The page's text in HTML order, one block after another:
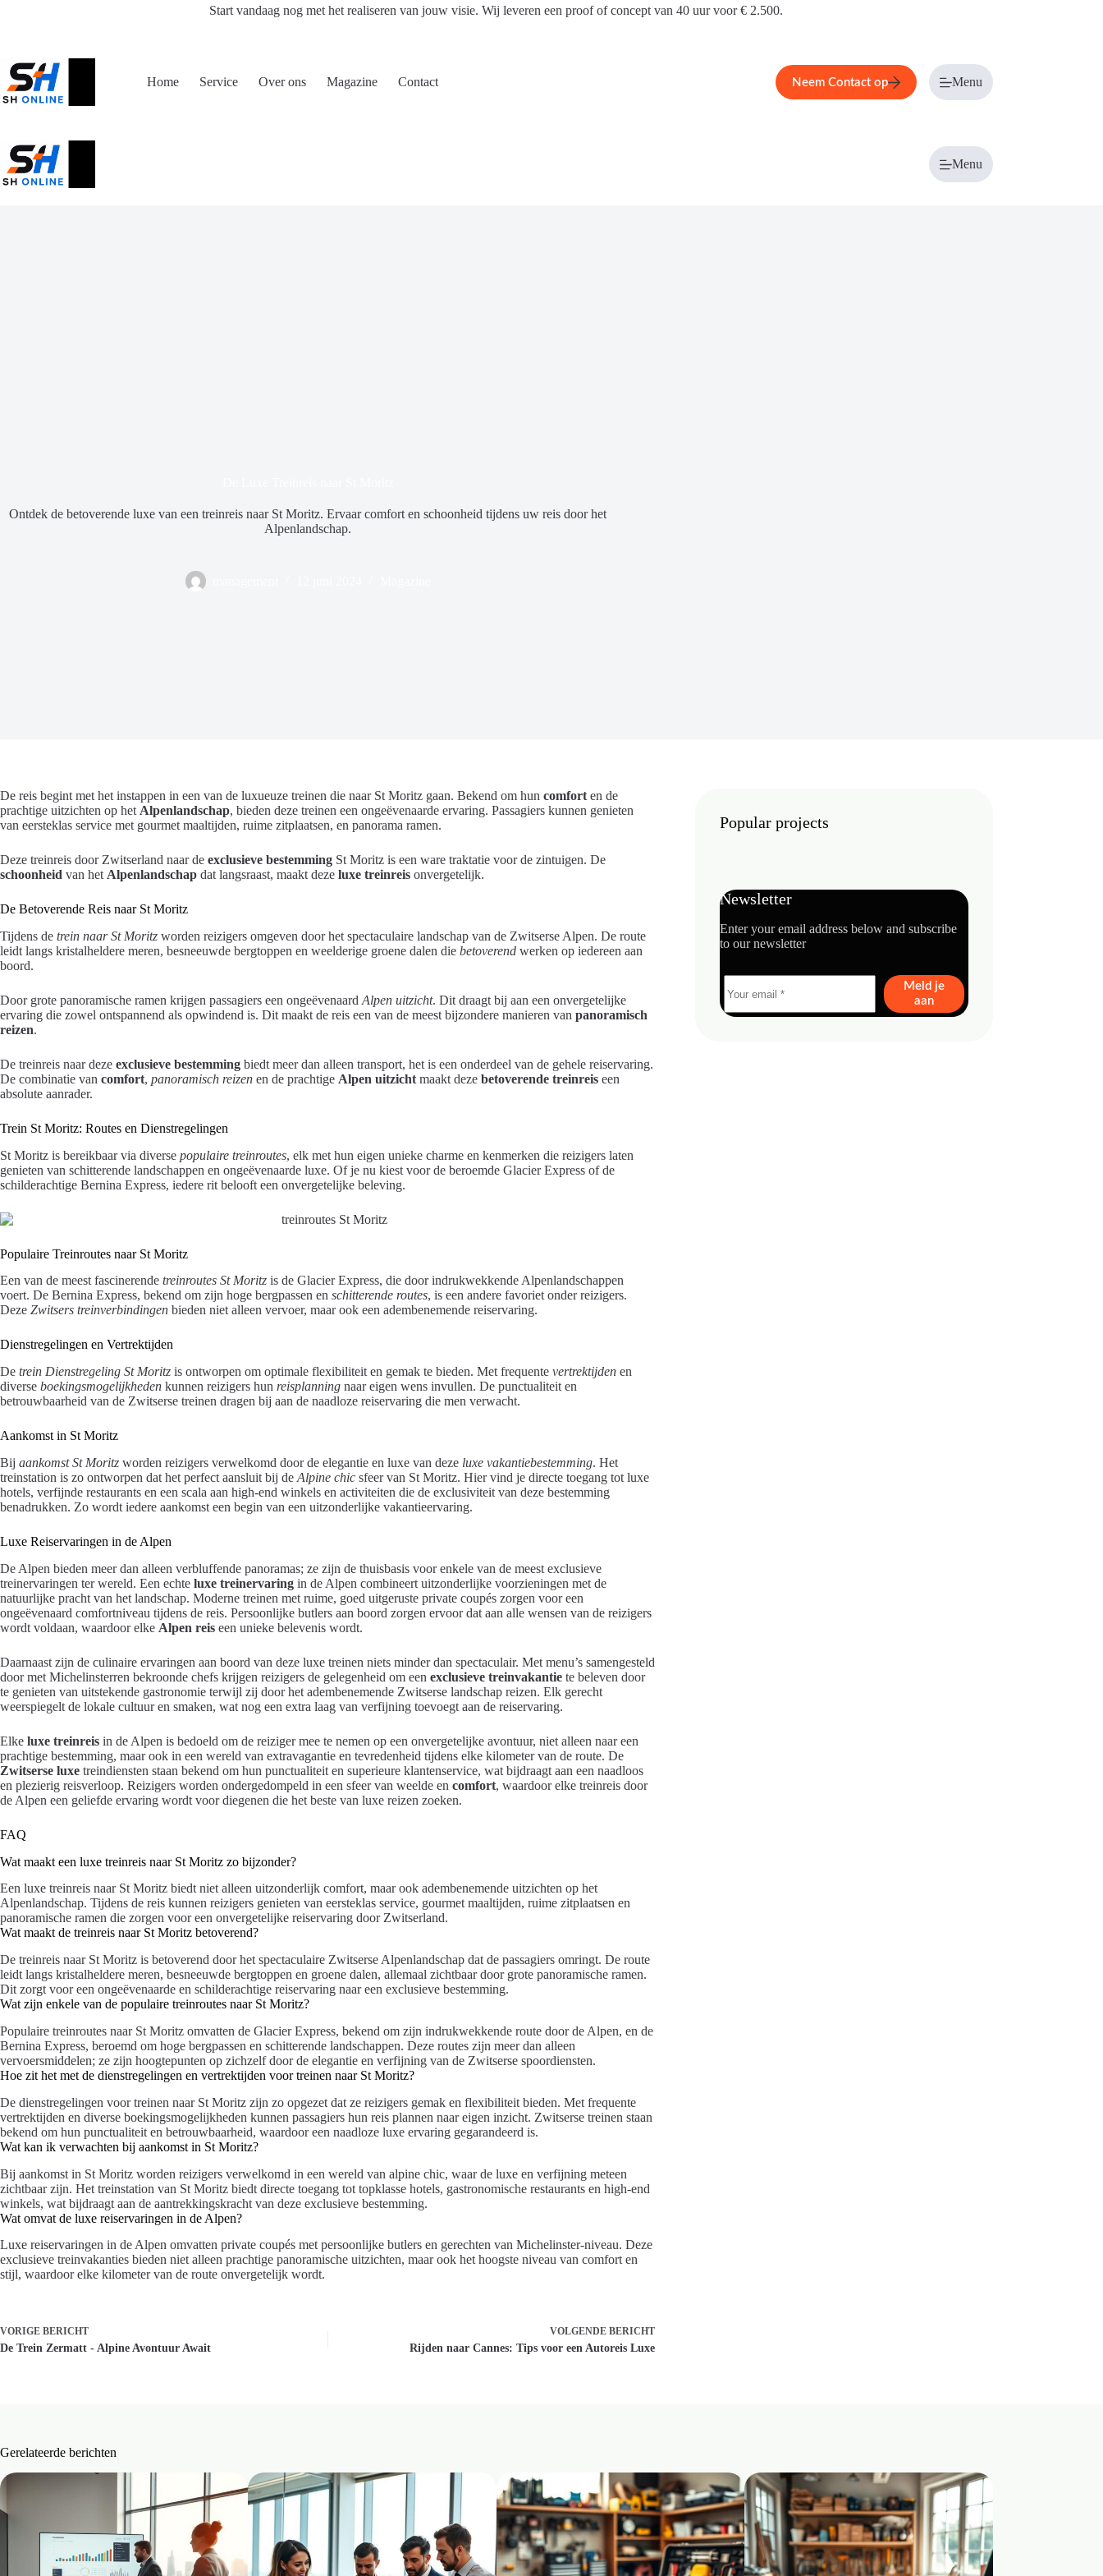
Start vandaag nog met het realiseren van jouw visie. Wij leveren een proof of concept van 40 uur voor € 2.500.
Home Service Over ons Magazine Contact Neem Contact op Menu
Menu
Ontdek de betoverende luxe van een treinreis naar St Moritz. Ervaar comfort en schoonheid tijdens uw reis door het
Alpenlandschap.
De reis begint met het instappen in een van de luxueuze treinen die naar St Moritz gaan. Bekend om hun comfort en de
prachtige uitzichten op het Alpenlandschap, bieden deze treinen een ongeëvenaarde ervaring. Passagiers kunnen genieten
van eersteklas service met gourmet maaltijden, ruime zitplaatsen, en panorama ramen.
Deze treinreis door Zwitserland naar de exclusieve bestemming St Moritz is een ware traktatie voor de zintuigen. De
schoonheid van het Alpenlandschap dat langsraast, maakt deze luxe treinreis onvergetelijk.
De Betoverende Reis naar St Moritz
Tijdens de trein naar St Moritz worden reizigers omgeven door het spectaculaire landschap van de Zwitserse Alpen. De route
leidt langs kristalheldere meren, besneeuwde bergtoppen en weelderige groene dalen die betoverend werken op iedereen aan
boord.
Door grote panoramische ramen krijgen passagiers een ongeëvenaard Alpen uitzicht. Dit draagt bij aan een onvergetelijke
ervaring die zowel ontspannend als opwindend is. Dit maakt de reis een van de meest bijzondere manieren van panoramisch
reizen.
De treinreis naar deze exclusieve bestemming biedt meer dan alleen transport, het is een onderdeel van de gehele reiservaring.
De combinatie van comfort, panoramisch reizen en de prachtige Alpen uitzicht maakt deze betoverende treinreis een
absolute aanrader.
Trein St Moritz: Routes en Dienstregelingen
St Moritz is bereikbaar via diverse populaire treinroutes, elk met hun eigen unieke charme en kenmerken die reizigers laten
genieten van schitterende landschappen en ongeëvenaarde luxe. Of je nu kiest voor de beroemde Glacier Express of de
schilderachtige Bernina Express, iedere rit belooft een onvergetelijke beleving.
Populaire Treinroutes naar St Moritz
Een van de meest fascinerende treinroutes St Moritz is de Glacier Express, die door indrukwekkende Alpenlandschappen
voert. De Bernina Express, bekend om zijn hoge bergpassen en schitterende routes, is een andere favoriet onder reizigers.
Deze Zwitsers treinverbindingen bieden niet alleen vervoer, maar ook een adembenemende reiservaring.
Dienstregelingen en Vertrektijden
De trein Dienstregeling St Moritz is ontworpen om optimale flexibiliteit en gemak te bieden. Met frequente vertrektijden en
diverse boekingsmogelijkheden kunnen reizigers hun reisplanning naar eigen wens invullen. De punctualiteit en
betrouwbaarheid van de Zwitserse treinen dragen bij aan de naadloze reiservaring die men verwacht.
Aankomst in St Moritz
Bij aankomst St Moritz worden reizigers verwelkomd door de elegantie en luxe van deze luxe vakantiebestemming. Het
treinstation is zo ontworpen dat het perfect aansluit bij de Alpine chic sfeer van St Moritz. Hier vind je directe toegang tot luxe
hotels, verfijnde restaurants en een scala aan high-end winkels en activiteiten die de exclusiviteit van deze bestemming
benadrukken. Zo wordt iedere aankomst een begin van een uitzonderlijke vakantieervaring.
Luxe Reiservaringen in de Alpen
De Alpen bieden meer dan alleen verbluffende panoramas; ze zijn de thuisbasis voor enkele van de meest exclusieve
treinervaringen ter wereld. Een echte luxe treinervaring in de Alpen combineert uitzonderlijke voorzieningen met de
natuurlijke pracht van het landschap. Moderne treinen met ruime, goed uitgeruste private coupés zorgen voor een
ongeëvenaard comfortniveau tijdens de reis. Persoonlijke butlers aan boord zorgen ervoor dat aan alle wensen van de reizigers
wordt voldaan, waardoor elke Alpen reis een unieke belevenis wordt.
Daarnaast zijn de culinaire ervaringen aan boord van deze luxe treinen niets minder dan spectaculair. Met menu’s samengesteld
door met Michelinsterren bekroonde chefs krijgen reizigers de gelegenheid om een exclusieve treinvakantie te beleven door
te genieten van uitstekende gastronomie terwijl zij door het adembenemende Zwitserse landschap reizen. Elk gerecht
weerspiegelt de lokale cultuur en smaken, wat nog een extra laag van verfijning toevoegt aan de reiservaring.
Elke luxe treinreis in de Alpen is bedoeld om de reiziger mee te nemen op een onvergetelijke avontuur, niet alleen naar een
prachtige bestemming, maar ook in een wereld van extravagantie en tevredenheid tijdens elke kilometer van de route. De
Zwitserse luxe treindiensten staan bekend om hun punctualiteit en superieure klantenservice, wat bijdraagt aan een naadloos
en plezierig reisverloop. Reizigers worden ondergedompeld in een sfeer van weelde en comfort, waardoor elke treinreis door
de Alpen een geliefde ervaring wordt voor diegenen die het beste van luxe reizen zoeken.
FAQ
Wat maakt een luxe treinreis naar St Moritz zo bijzonder?
Een luxe treinreis naar St Moritz biedt niet alleen uitzonderlijk comfort, maar ook adembenemende uitzichten op het
Alpenlandschap. Tijdens de reis kunnen reizigers genieten van eersteklas service, gourmet maaltijden, ruime zitplaatsen en
panoramische ramen die zorgen voor een onvergetelijke reiservaring door Zwitserland.
Wat maakt de treinreis naar St Moritz betoverend?
De treinreis naar St Moritz is betoverend door het spectaculaire Zwitserse Alpenlandschap dat de passagiers omringt. De route
leidt langs kristalheldere meren, besneeuwde bergtoppen en groene dalen, allemaal zichtbaar door grote panoramische ramen.
Dit zorgt voor een ongeëvenaarde en schilderachtige reiservaring naar een exclusieve bestemming.
Wat zijn enkele van de populaire treinroutes naar St Moritz?
Populaire treinroutes naar St Moritz omvatten de Glacier Express, bekend om zijn indrukwekkende route door de Alpen, en de
Bernina Express, beroemd om hoge bergpassen en schitterende landschappen. Deze routes zijn meer dan alleen
vervoersmiddelen; ze zijn hoogtepunten op zichzelf door de elegantie en verfijning van de Zwitserse spoordiensten.
Hoe zit het met de dienstregelingen en vertrektijden voor treinen naar St Moritz?
De dienstregelingen voor treinen naar St Moritz zijn zo opgezet dat ze reizigers gemak en flexibiliteit bieden. Met frequente
vertrektijden en diverse boekingsmogelijkheden kunnen passagiers hun reis plannen naar eigen inzicht. Zwitserse treinen staan
bekend om hun punctualiteit en betrouwbaarheid, waardoor een naadloze luxe ervaring gegarandeerd is.
Wat kan ik verwachten bij aankomst in St Moritz?
Bij aankomst in St Moritz worden reizigers verwelkomd in een wereld van alpine chic, waar de luxe en verfijning meteen
zichtbaar zijn. Het treinstation van St Moritz biedt directe toegang tot topklasse hotels, gastronomische restaurants en high-end
winkels, wat bijdraagt aan de aantrekkingskracht van deze exclusieve bestemming.
Wat omvat de luxe reiservaringen in de Alpen?
Luxe reiservaringen in de Alpen omvatten private coupés met persoonlijke butlers en gerechten van Michelinster-niveau. Deze
exclusieve treinvakanties bieden niet alleen prachtige panoramische uitzichten, maar ook het hoogste niveau van comfort en
stijl, waardoor elke kilometer van de route onvergetelijk wordt.
VORIGE BERICHT
De Trein Zermatt - Alpine Avontuur Await
VOLGENDEBERICHT
Rijden naar Cannes: Tips voor een Autoreis Luxe
Popular projects
Newsletter
Enter your email address below and subscribe
to our newsletter
Meld je
aan
Gerelateerde berichten